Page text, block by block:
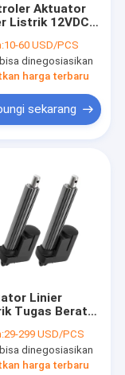
Aktuator
Listrik 12VDC
SGS
10-60 USD/PCS
bisa dinegosiasikan
harga terbaru
sekarang
Linier
Tugas Berat
Rendah
29-299 USD/PCS
bisa dinegosiasikan
harga terbaru